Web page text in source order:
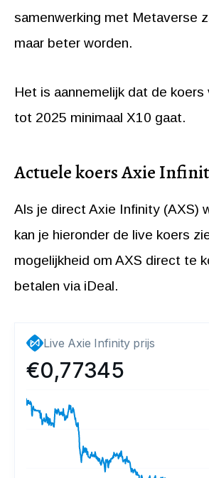
samenwerking met Metaverse
maar beter worden.
Het is aannemelijk dat de
tot 2025 minimaal X10 gaat.
Actuele koers Axie
Als je direct Axie Infinity (AXS)
kan je hieronder de live koers
mogelijkheid om AXS direct te
betalen via iDeal.